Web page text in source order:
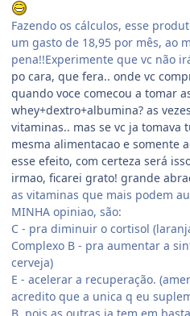
Fazendo os cálculos, esse
um gasto de 18,95 por mês, ao
pena!!Experimente que vc não
po cara, que fera.. onde vc
quando voce comecou a tomar
whey+dextro+albumina? as
vitaminas.. mas se vc ja tomava
mesma alimentacao e somente
esse efeito, com certeza será
irmao, ficarei grato! grande
as vitaminas que mais podem
MINHA opiniao, são:
C - pra diminuir o cortisol
Complexo B - pra aumentar a
cerveja)
E - acelerar a recuperação.
acredito que a unica q eu